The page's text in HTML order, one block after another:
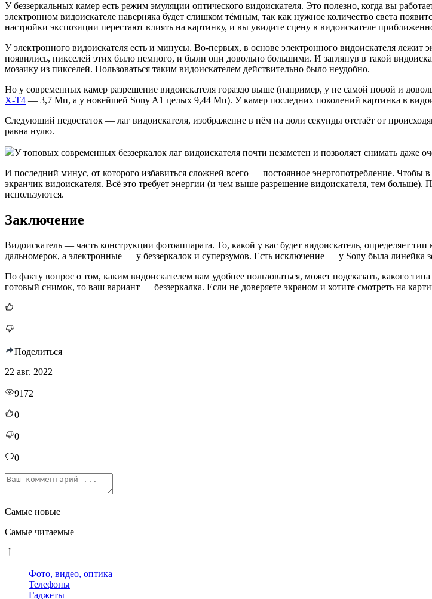
У беззеркальных камер есть режим эмуляции оптического видоискателя. Это полезно, когда вы
электронном видоискателе наверняка будет слишком тёмным, так как нужное количество света
настройки экспозиции перестают влиять на картинку, и вы увидите сцену в видоискателе
У электронного видоискателя есть и минусы. Во-первых, в основе электронного видоискателя лежит
появились, пикселей этих было немного, и были они довольно большими. И заглянув в такой
мозаику из пикселей. Пользоваться таким видоискателем действительно было неудобно.
Но у современных камер разрешение видоискателя гораздо выше (например, у не самой новой и
X-T4 — 3,7 Мп, а у новейшей Sony A1 целых 9,44 Мп). У камер последних поколений картинка в
Следующий недостаток — лаг видоискателя, изображение в нём на доли секунды отстаёт от
равна нулю.
У топовых современных беззеркалок лаг видоискателя почти незаметен и позволяет снимать даже
И последний минус, от которого избавиться сложней всего — постоянное энергопотребление. Чтобы
экранчик видоискателя. Всё это требует энергии (и чем выше разрешение видоискателя, тем больше).
используются.
Заключение
Видоискатель — часть конструкции фотоаппарата. То, какой у вас будет видоискатель, определяет
дальномерок, а электронные — у беззеркалок и суперзумов. Есть исключение — у Sony была
По факту вопрос о том, каким видоискателем вам удобнее пользоваться, может подсказать, какого
готовый снимок, то ваш вариант — беззеркалка. Если не доверяете экраном и хотите смотреть на
Поделиться
22 авг. 2022
9172
0
0
0
Самые новые
Самые читаемые
Фото, видео, оптика
Телефоны
Гаджеты